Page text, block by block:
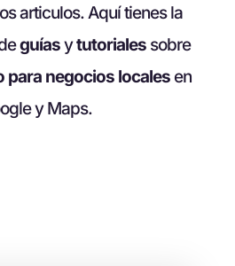
articulos. Aquí tienes la
guíasytutoriales sobre
para negocios locales en
y Maps.